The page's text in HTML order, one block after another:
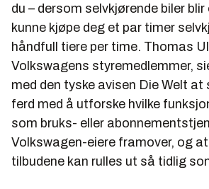
du – dersom selvkjørende biler
kunne kjøpe deg et par timer
håndfull tiere per time. Thomas
Volkswagens styremedlemmer,
med den tyske avisen Die Welt at
ferd med å utforske hvilke
som bruks- eller
Volkswagen-eiere framover, og
tilbudene kan rulles ut så tidlig